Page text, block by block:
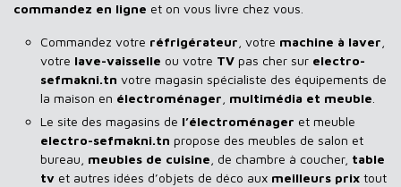
commandez en ligne et on vous livre chez vous.
Commandez votre réfrigérateur , votre machine à laver
votre lave-vaisselle ou votre TV pas cher sur electro-
sefmakni.tn votre magasin spécialiste des équipements de
la maison en électroménager multimédia et meuble
Le site des magasins de l’électroménager et meuble
electro-sefmakni.tn propose des meubles de salon et
bureau, meubles de cuisine , de chambre à coucher, table
tv et autres idées d’objets de déco aux meilleurs prix tout